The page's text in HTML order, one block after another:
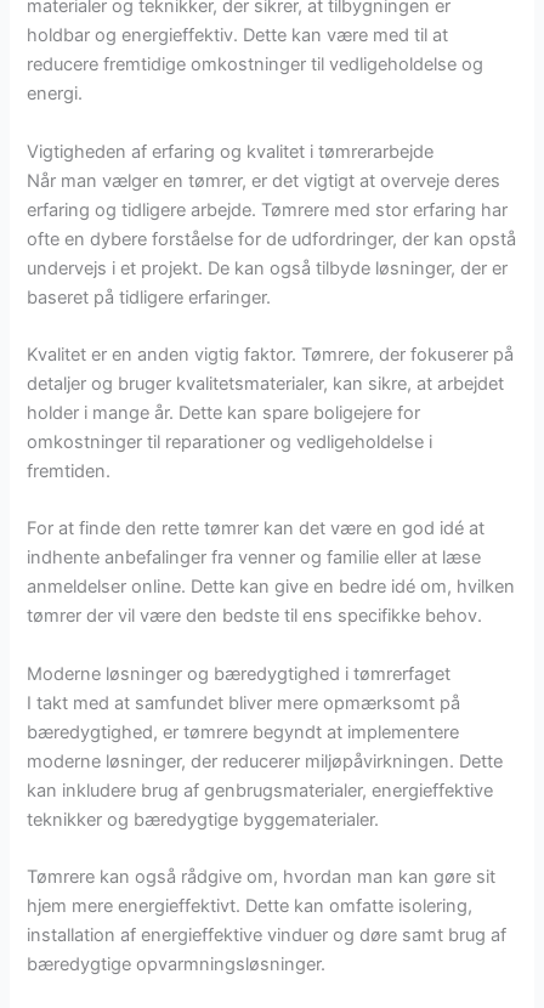
materialer og teknikker, der sikrer, at tilbygningen er
holdbar og energieffektiv. Dette kan være med til at
reducere fremtidige omkostninger til vedligeholdelse og
energi.
Vigtigheden af erfaring og kvalitet i tømrerarbejde
Når man vælger en tømrer, er det vigtigt at overveje deres
erfaring og tidligere arbejde. Tømrere med stor erfaring har
ofte en dybere forståelse for de udfordringer, der kan opstå
undervejs i et projekt. De kan også tilbyde løsninger, der er
baseret på tidligere erfaringer.
Kvalitet er en anden vigtig faktor. Tømrere, der fokuserer på
detaljer og bruger kvalitetsmaterialer, kan sikre, at arbejdet
holder i mange år. Dette kan spare boligejere for
omkostninger til reparationer og vedligeholdelse i
fremtiden.
For at finde den rette tømrer kan det være en god idé at
indhente anbefalinger fra venner og familie eller at læse
anmeldelser online. Dette kan give en bedre idé om, hvilken
tømrer der vil være den bedste til ens specifikke behov.
Moderne løsninger og bæredygtighed i tømrerfaget
I takt med at samfundet bliver mere opmærksomt på
bæredygtighed, er tømrere begyndt at implementere
moderne løsninger, der reducerer miljøpåvirkningen. Dette
kan inkludere brug af genbrugsmaterialer, energieffektive
teknikker og bæredygtige byggematerialer.
Tømrere kan også rådgive om, hvordan man kan gøre sit
hjem mere energieffektivt. Dette kan omfatte isolering,
installation af energieffektive vinduer og døre samt brug af
bæredygtige opvarmningsløsninger.